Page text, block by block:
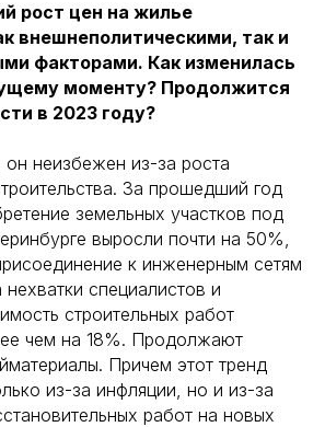
рост цен на жилье
внешнеполитическими, так и
факторами. Как изменилась
моменту? Продолжится
в 2023 году?
неизбежен из-за роста
За прошедший год
земельных участков под
выросли почти на 50%,
к инженерным сетям
специалистов и
строительных работ
чем на 18%. Продолжают
Причем этот тренд
из-за инфляции, но и из-за
работ на новых